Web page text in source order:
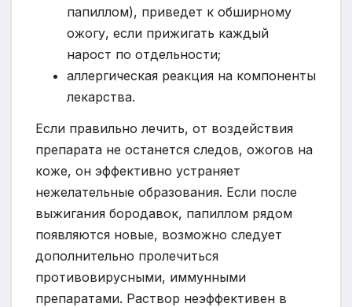
папиллом), приведет к обширному
ожогу, если прижигать каждый
нарост по отдельности;
аллергическая реакция на компоненты
лекарства.
Если правильно лечить, от воздействия
препарата не останется следов, ожогов на
коже, он эффективно устраняет
нежелательные образования. Если после
выжигания бородавок, папиллом рядом
появляются новые, возможно следует
дополнительно пролечиться
противовирусными, иммунными
препаратами. Раствор неэффективен в